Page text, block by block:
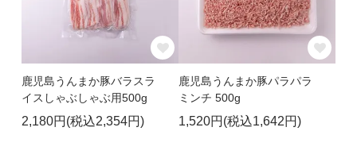
鹿児島うんまか豚バラスラ
イスしゃぶしゃぶ用500g
2,180円(税込2,354円)
鹿児島うんまか豚パラパラ
ミンチ 500g
1,520円(税込1,642円)